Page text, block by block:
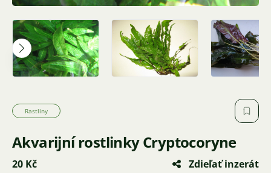
Rastliny
Akvarijní rostlinky Cryptocoryne
20 Kč
Zdieľať inzerát